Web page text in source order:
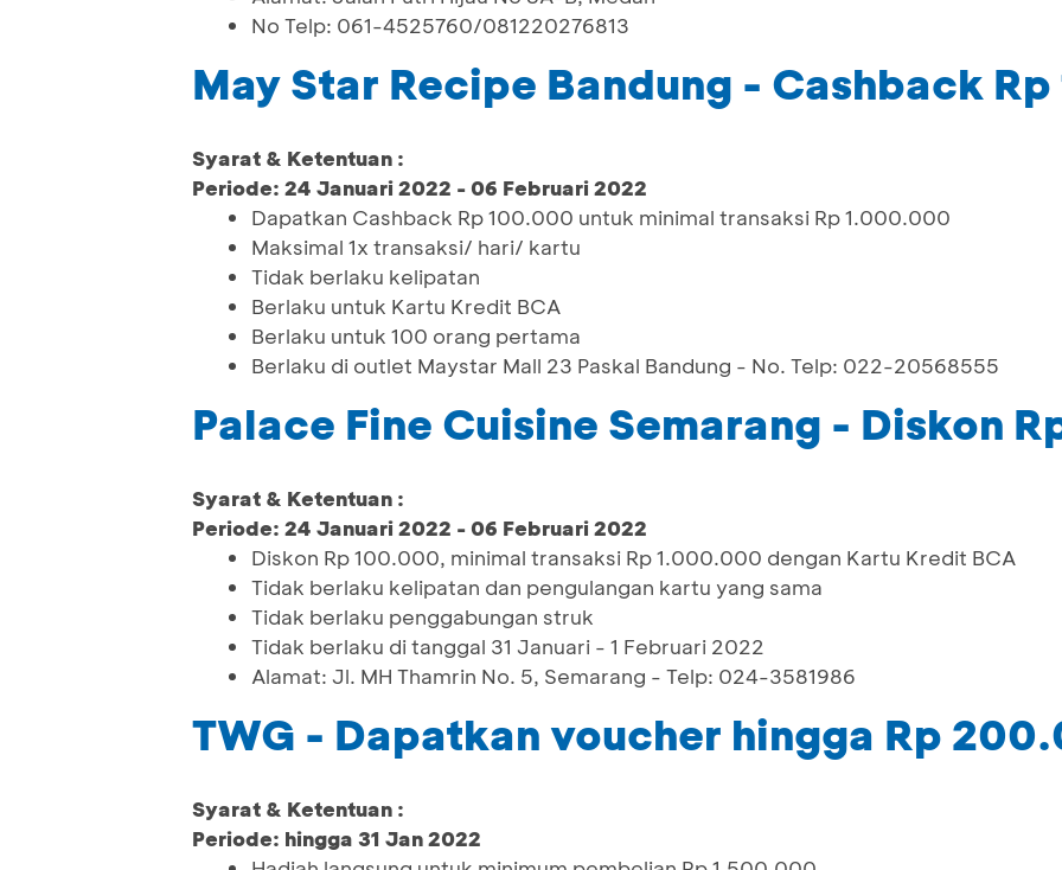
No Telp: 061-4525760/081220276813
May Star Recipe Bandung - Cashback
Syarat & Ketentuan :
Periode: 24 Januari 2022 - 06 Februari 2022
Dapatkan Cashback Rp 100.000 untuk minimal transaksi Rp 1.000.000
Maksimal 1x transaksi/ hari/ kartu
Tidak berlaku kelipatan
Berlaku untuk Kartu Kredit BCA
Berlaku untuk 100 orang pertama
Berlaku di outlet Maystar Mall 23 Paskal Bandung - No. Telp: 022-20568555
Palace Fine Cuisine Semarang - Diskon
Syarat & Ketentuan :
Periode: 24 Januari 2022 - 06 Februari 2022
Diskon Rp 100.000, minimal transaksi Rp 1.000.000 dengan Kartu Kredit BCA
Tidak berlaku kelipatan dan pengulangan kartu yang sama
Tidak berlaku penggabungan struk
Tidak berlaku di tanggal 31 Januari - 1 Februari 2022
Alamat: Jl. MH Thamrin No. 5, Semarang - Telp: 024-3581986
TWG - Dapatkan voucher hingga Rp
Syarat & Ketentuan :
Periode: hingga 31 Jan 2022